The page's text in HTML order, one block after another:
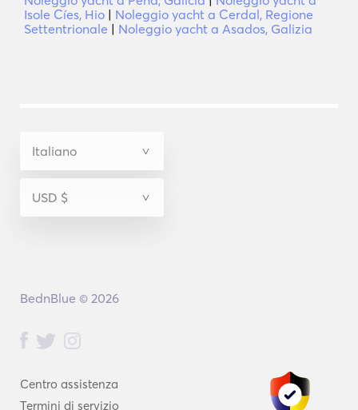
Isole Cíes, Hio | Noleggio yacht a Cerdal, Regione
Settentrionale | Noleggio yacht a Asados, Galizia
Centro assistenza
Termini di servizio
BednBlue © 2026